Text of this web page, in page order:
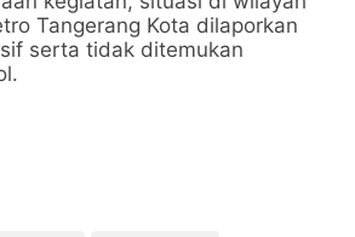
Tangerang Kota dilaporkan
serta tidak ditemukan